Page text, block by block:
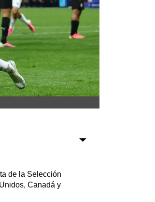
de la Selección
Canadá y